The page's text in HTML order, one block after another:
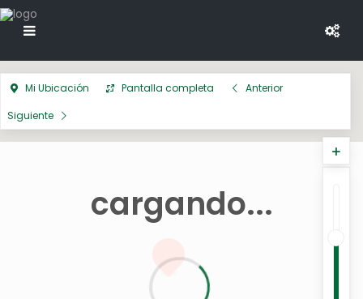
cargando...
Mi Ubicación Pantalla completa
Anterior
Siguiente